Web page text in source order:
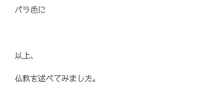
バラ色に
以上、
仏教を述べてみました。